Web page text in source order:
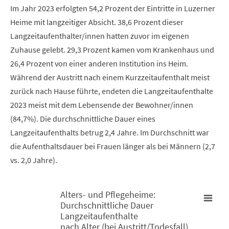
Im Jahr 2023 erfolgten 54,2 Prozent der Eintritte in Luzerner
Heime mit langzeitiger Absicht. 38,6 Prozent dieser
Langzeitaufenthalter/innen hatten zuvor im eigenen
Zuhause gelebt. 29,3 Prozent kamen vom Krankenhaus und
26,4 Prozent von einer anderen Institution ins Heim.
Während der Austritt nach einem Kurzzeitaufenthalt meist
zurück nach Hause führte, endeten die Langzeitaufenthalte
2023 meist mit dem Lebensende der Bewohner/innen
(84,7%). Die durchschnittliche Dauer eines
Langzeitaufenthalts betrug 2,4 Jahre. Im Durchschnitt war
die Aufenthaltsdauer bei Frauen länger als bei Männern (2,7
vs. 2,0 Jahre).
Alters- und Pflegeheime: Durchschnittliche Dauer
Alters- und Pflegeheime:
Durchschnittliche Dauer
Langzeitaufenthalte